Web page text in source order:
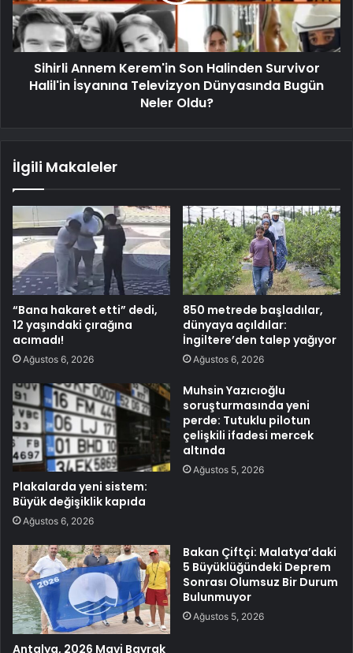
Sihirli Annem Kerem'in Son Halinden Survivor
Halil'in İsyanına Televizyon Dünyasında Bugün
Neler Oldu?
İlgili Makaleler
“Bana hakaret etti” dedi,
12 yaşındaki çırağına
acımadı!
Ağustos 6, 2026
850 metrede başladılar,
dünyaya açıldılar:
İngiltere’den talep yağıyor
Ağustos 6, 2026
Plakalarda yeni sistem:
Büyük değişiklik kapıda
Ağustos 6, 2026
Muhsin Yazıcıoğlu
soruşturmasında yeni
perde: Tutuklu pilotun
çelişkili ifadesi mercek
altında
Ağustos 5, 2026
Antalya, 2026 Mavi Bayrak
Bakan Çiftçi: Malatya’daki
5 Büyüklüğündeki Deprem
Sonrası Olumsuz Bir Durum
Bulunmuyor
Ağustos 5, 2026